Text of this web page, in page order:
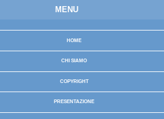
MENU
HOME
CHI SIAMO
COPYRIGHT
PRESENTAZIONE